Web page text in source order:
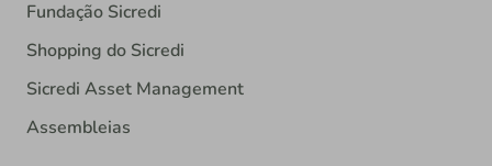
Fundação Sicredi
Shopping do Sicredi
Sicredi Asset Management
Assembleias